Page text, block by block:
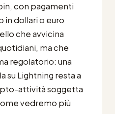
con pagamenti
in dollari o euro
che avvicina
ma che
regolatorio: una
su Lightning resta a
attività soggetta
vedremo più